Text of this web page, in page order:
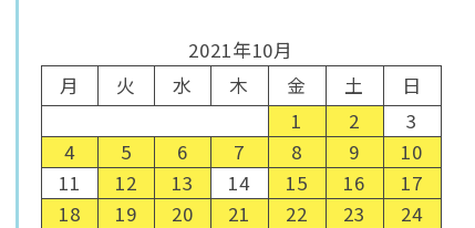
2021年10月
月
火 水 木 金 土
日
1
2
3
4
5 6 7 8 9
10
11
12 13 14 15 16
17
18
19 20 21 22 23
24